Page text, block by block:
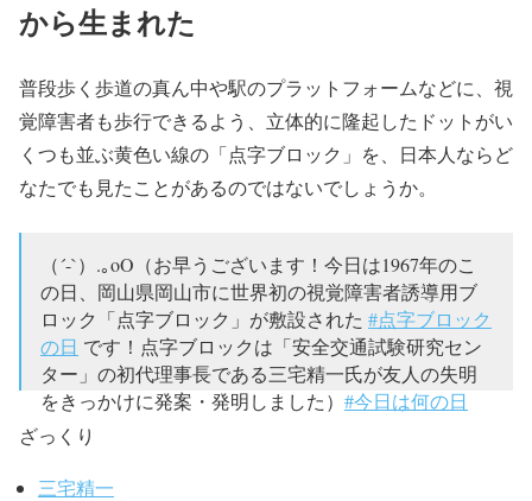
から生まれた
普段歩く歩道の真ん中や駅のプラットフォームなどに、視
覚障害者も歩行できるよう、立体的に隆起したドットがい
くつも並ぶ黄色い線の「点字ブロック」を、日本人ならど
なたでも見たことがあるのではないでしょうか。
（´-`）.｡oO（お早うございます！今日は1967年のこ
の日、岡山県岡山市に世界初の視覚障害者誘導用ブ
ロック「点字ブロック」が敷設された #点字ブロック
の日 です！点字ブロックは「安全交通試験研究セン
ター」の初代理事長である三宅精一氏が友人の失明
をきっかけに発案・発明しました） #今日は何の日
pic.twitter.com/Cd7dJrVcSF
— 北海道名物 松尾ジンギスカン【公式】
ざっくり
三宅精一